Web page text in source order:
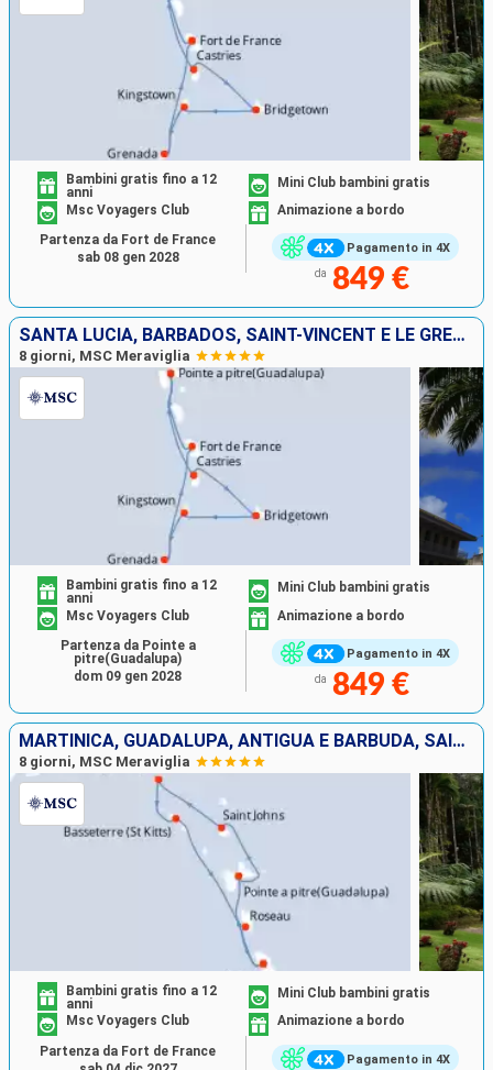
Pagamento in 4X
Bambini gratis fino a 12
anni
Mini Club bambini gratis
Msc Voyagers Club
Animazione a bordo
da 849 €
Partenza da Fort de France
sab 08 gen 2028
SANTA LUCIA, BARBADOS, SAINT-VINCENT E LE GRENADINE, GRENADA, MARTINICA, GUADALUPA
8 giorni, MSC Meraviglia
Pagamento in 4X
Bambini gratis fino a 12
anni
Mini Club bambini gratis
Msc Voyagers Club
Animazione a bordo
da 849 €
Partenza da Pointe a
pitre(Guadalupa)
dom 09 gen 2028
MARTINICA, GUADALUPA, ANTIGUA E BARBUDA, SAINT MARTIN, SAN CRISTOFORO E NEVIS, DOMINICA
8 giorni, MSC Meraviglia
Pagamento in 4X
Bambini gratis fino a 12
anni
Mini Club bambini gratis
Msc Voyagers Club
Animazione a bordo
Partenza da Fort de France